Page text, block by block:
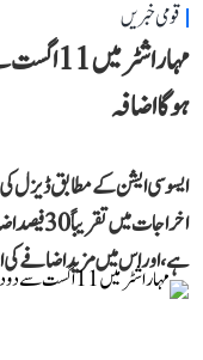
قومی خبریں
ہوگا اضافہ
اخراجات
ہے، اور اس میں مزید اضافے